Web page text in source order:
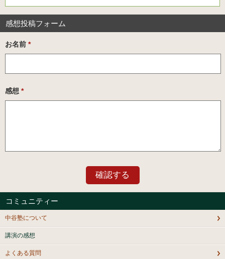
感想投稿フォーム
お名前 *
感想 *
コミュニティー
中谷塾について
講演の感想
よくある質問